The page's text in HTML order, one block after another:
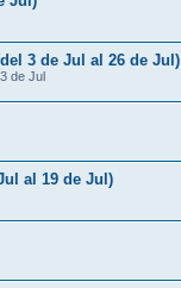
3 de Jul al 26 de Jul)
de Jul
al 19 de Jul)